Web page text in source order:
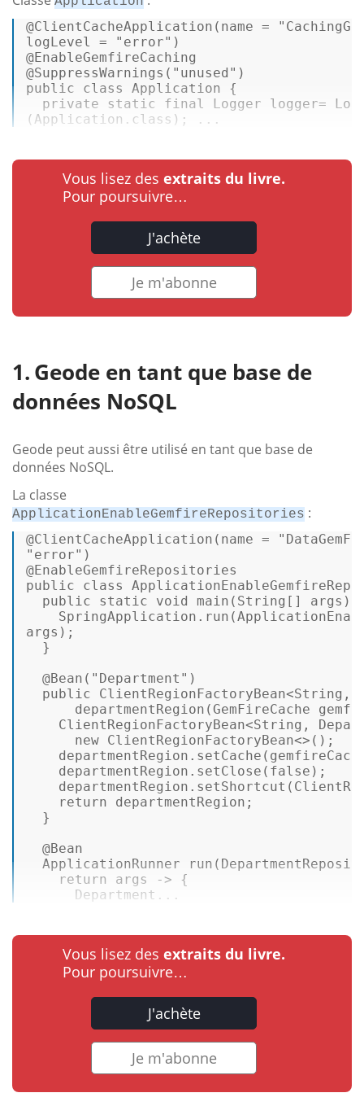
@ClientCacheApplication(name =
logLevel =
"error" )
@EnableGemfireCaching
@SuppressWarnings( "unused" )
public
class Application {
private static final
Logger logger=
(Application. class ); ...
Vous lisez des extraits du livre.
Pour poursuivre…
J'achète
Je m'abonne
Geode en tant que base de
données NoSQL
Geode peut aussi être utilisé en tant que base de
données NoSQL.
La classe
ApplicationEnableGemfireRepositories :
@ClientCacheApplication (name =
"error"
@EnableGemfireRepositories
public
class
public
static void main ( String [] args)
SpringApplication . run (
args);
}
@Bean ( "Department" )
public
ClientRegionFactoryBean<String ,
departmentRegion (GemFireCache
ClientRegionFactoryBean<String ,
new ClientRegionFactoryBean<>();
departmentRegion. setCache
departmentRegion. setClose ( false );
departmentRegion. setShortcut (
return departmentRegion;
}
@Bean
ApplicationRunner
run (
return
args -> {
Department ...
Vous lisez des extraits du livre.
Pour poursuivre…
J'achète
Je m'abonne